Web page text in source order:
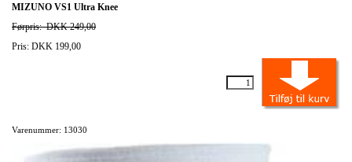
MIZUNO VS1 Ultra Knee
Førpris:DKK 249,00
Pris: DKK 199,00
Varenummer: 13030